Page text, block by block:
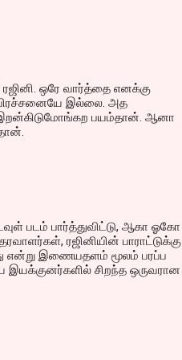
ஒரே வார்த்தை எனக்கு
பிரச்சனையே இல்லை. அத
பயம்தான். ஆனா
படம் பார்த்துவிட்டு, ஆகா ஓகோ
ரஜினியின் பாராட்டுக்கு
என்று இணையதளம் மூலம் பரப்ப
இயக்குனர்களில் சிறந்த ஒருவரான